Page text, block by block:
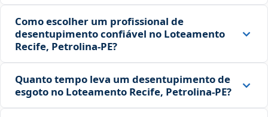
Como escolher um profissional de
desentupimento confiável no Loteamento
Recife, Petrolina‑PE?
Quanto tempo leva um desentupimento de
esgoto no Loteamento Recife, Petrolina‑PE?